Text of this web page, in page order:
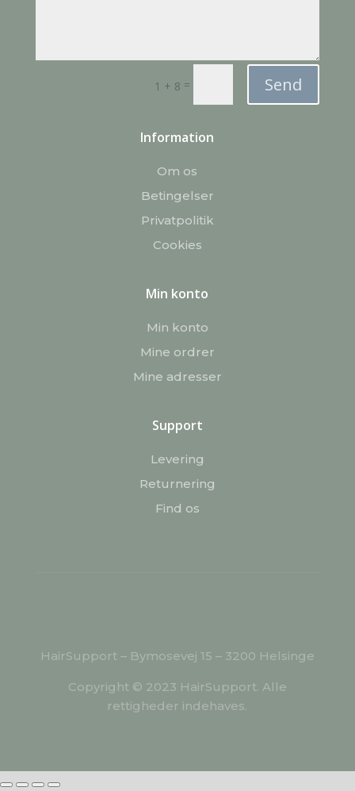
1 + 8 = Send
Information
Om os
Betingelser
Privatpolitik
Cookies
Min konto
Min konto
Mine ordrer
Mine adresser
Support
Levering
Returnering
Find os
HairSupport – Bymosevej 15 – 3200 Helsinge
Copyright © 2023 HairSupport. Alle
rettigheder indehaves.